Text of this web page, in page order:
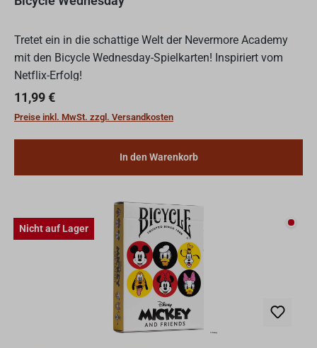
Tretet ein in die schattige Welt der Nevermore Academy
mit den Bicycle Wednesday-Spielkarten! Inspiriert vom
Netflix-Erfolg!
Regulärer Preis:
11,99 €
Preise inkl. MwSt. zzgl. Versandkosten
In den Warenkorb
Nicht auf Lager Nicht